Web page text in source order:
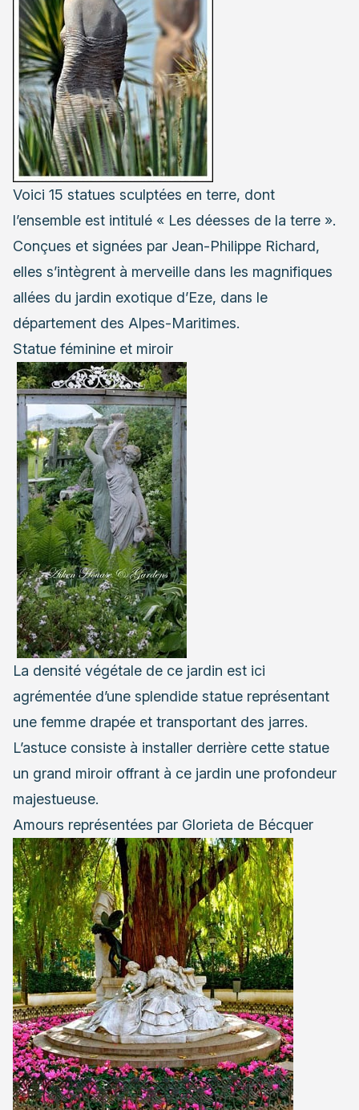
Voici 15 statues sculptées en terre, dont
l’ensemble est intitulé « Les déesses de la terre ».
Conçues et signées par Jean-Philippe Richard,
elles s’intègrent à merveille dans les magnifiques
allées du jardin exotique d’Eze, dans le
département des Alpes-Maritimes.
Statue féminine et miroir
La densité végétale de ce jardin est ici
agrémentée d’une splendide statue représentant
une femme drapée et transportant des jarres.
L’astuce consiste à installer derrière cette statue
un grand miroir offrant à ce jardin une profondeur
majestueuse.
Amours représentées par Glorieta de Bécquer